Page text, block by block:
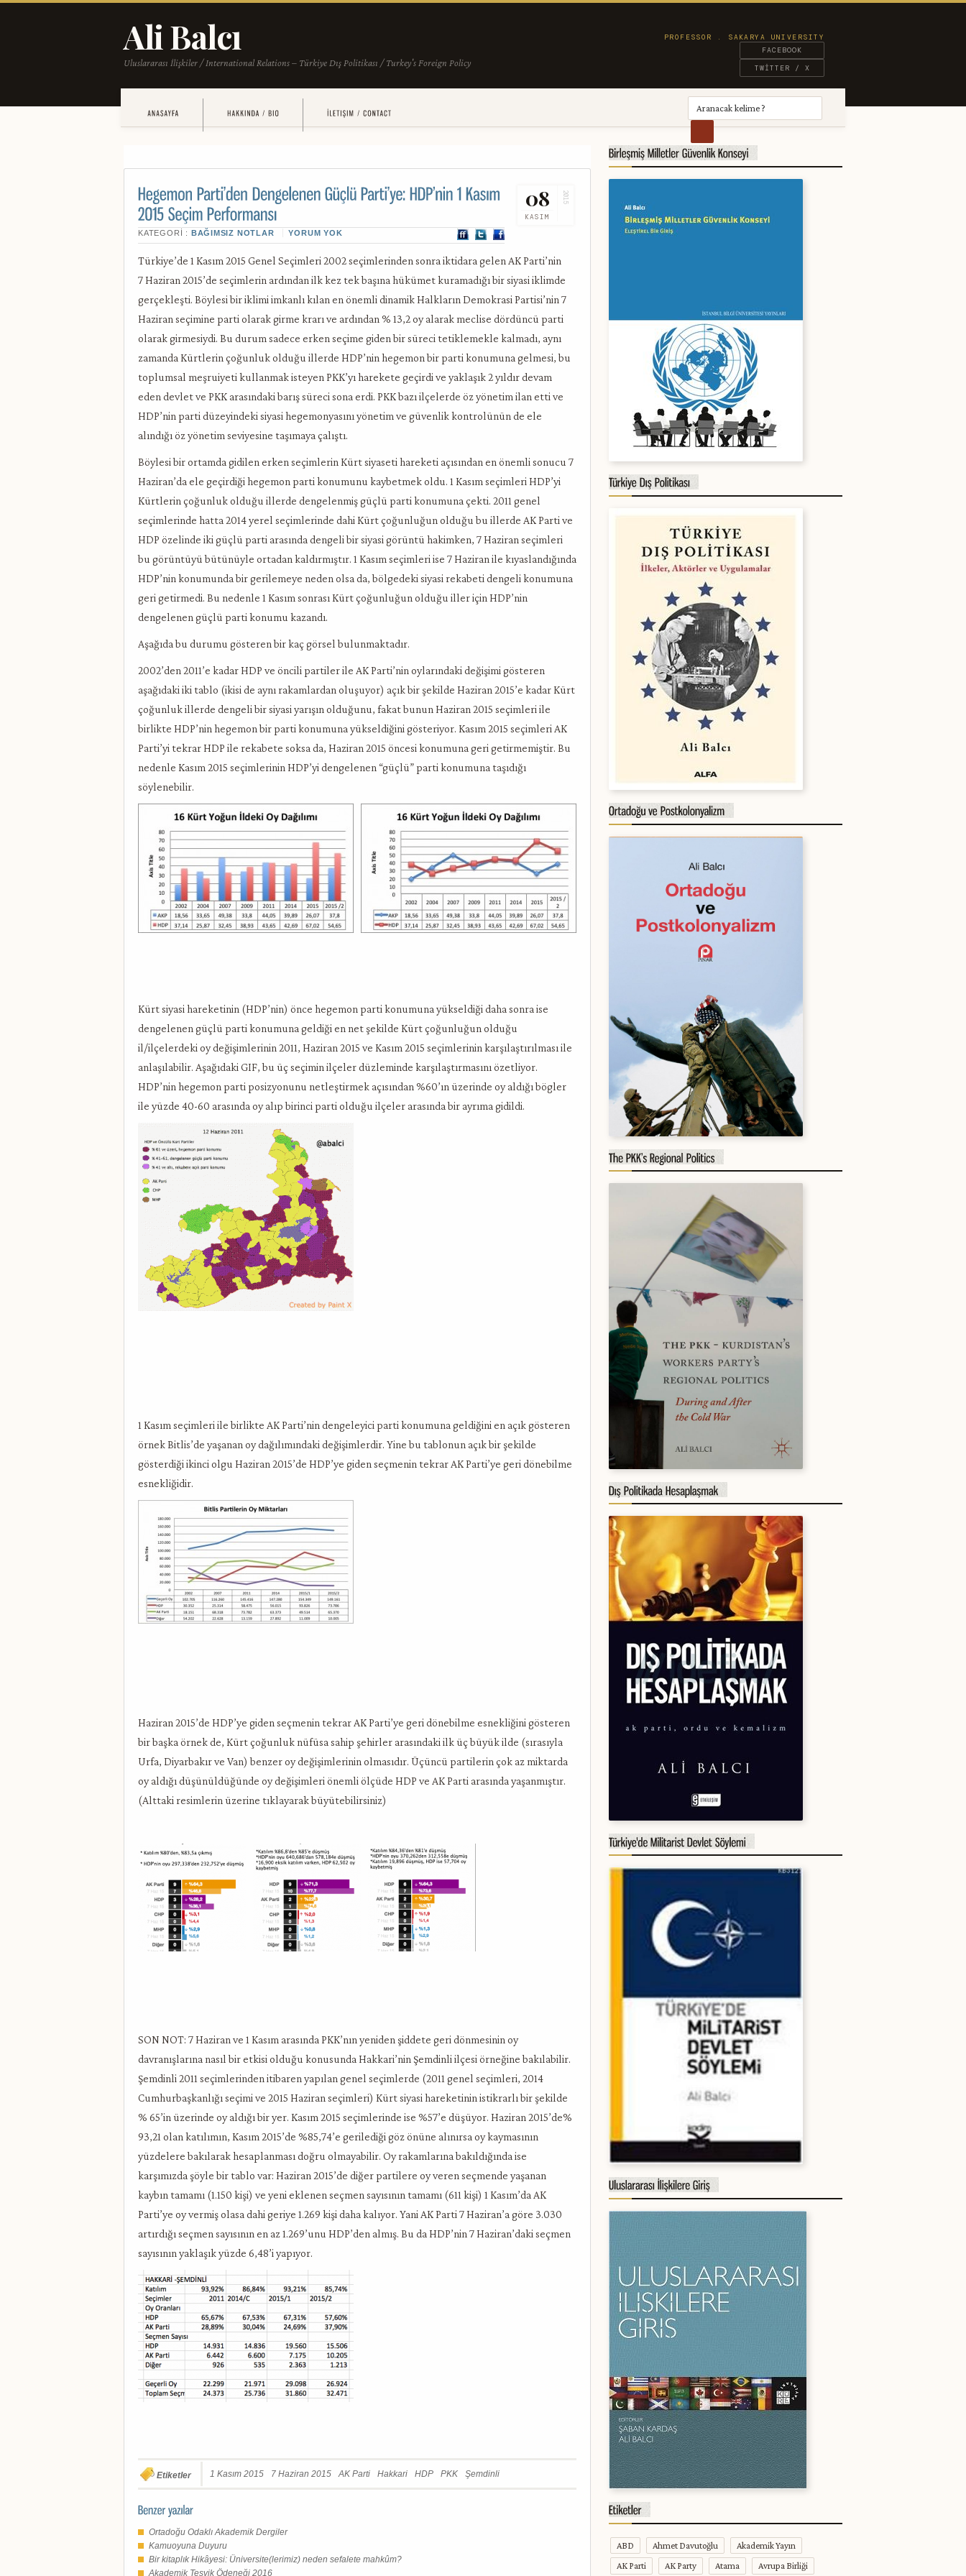
FACEBOOK
TWITTER / X
KATEGORI : BAĞIMSIZ NOTLAR YORUM YOK
08
KASIM
2015
Türkiye’de 1 Kasım 2015 Genel Seçimleri 2002 seçimlerinden sonra iktidara gelen AK Parti’nin
7 Haziran 2015’de seçimlerin ardından ilk kez tek başına hükümet kuramadığı bir siyasi iklimde
gerçekleşti. Böylesi bir iklimi imkanlı kılan en önemli dinamik Halkların Demokrasi Partisi’nin 7
Haziran seçimine parti olarak girme krarı ve ardından % 13,2 oy alarak meclise dördüncü parti
olarak girmesiydi. Bu durum sadece erken seçime giden bir süreci tetiklemekle kalmadı, aynı
zamanda Kürtlerin çoğunluk olduğu illerde HDP’nin hegemon bir parti konumuna gelmesi, bu
toplumsal meşruiyeti kullanmak isteyen PKK’yı harekete geçirdi ve yaklaşık 2 yıldır devam
eden devlet ve PKK arasındaki barış süreci sona erdi. PKK bazı ilçelerde öz yönetim ilan etti ve
HDP’nin parti düzeyindeki siyasi hegemonyasını yönetim ve güvenlik kontrolünün de ele
alındığı öz yönetim seviyesine taşımaya çalıştı.
Böylesi bir ortamda gidilen erken seçimlerin Kürt siyaseti hareketi açısından en önemli sonucu 7
Haziran’da ele geçirdiği hegemon parti konumunu kaybetmek oldu. 1 Kasım seçimleri HDP’yi
Kürtlerin çoğunluk olduğu illerde dengelenmiş güçlü parti konumuna çekti. 2011 genel
seçimlerinde hatta 2014 yerel seçimlerinde dahi Kürt çoğunluğun olduğu bu illerde AK Parti ve
HDP özelinde iki güçlü parti arasında dengeli bir siyasi görüntü hakimken, 7 Haziran seçimleri
bu görüntüyü bütünüyle ortadan kaldırmıştır. 1 Kasım seçimleri ise 7 Haziran ile kıyaslandığında
HDP’nin konumunda bir gerilemeye neden olsa da, bölgedeki siyasi rekabeti dengeli konumuna
geri getirmedi. Bu nedenle 1 Kasım sonrası Kürt çoğunluğun olduğu iller için HDP’nin
dengelenen güçlü parti konumu kazandı.
Aşağıda bu durumu gösteren bir kaç görsel bulunmaktadır.
2002’den 2011’e kadar HDP ve öncili partiler ile AK Parti’nin oylarındaki değişimi gösteren
aşağıdaki iki tablo (ikisi de aynı rakamlardan oluşuyor) açık bir şekilde Haziran 2015’e kadar Kürt
çoğunluk illerde dengeli bir siyasi yarışın olduğunu, fakat bunun Haziran 2015 seçimleri ile
birlikte HDP’nin hegemon bir parti konumuna yükseldiğini gösteriyor. Kasım 2015 seçimleri AK
Parti’yi tekrar HDP ile rekabete soksa da, Haziran 2015 öncesi konumuna geri getirmemiştir. Bu
nedenle Kasım 2015 seçimlerinin HDP’yi dengelenen “güçlü” parti konumuna taşıdığı
söylenebilir.
Kürt siyasi hareketinin (HDP’nin) önce hegemon parti konumuna yükseldiği daha sonra ise
dengelenen güçlü parti konumuna geldiği en net şekilde Kürt çoğunluğun olduğu
il/ilçelerdeki oy değişimlerinin 2011, Haziran 2015 ve Kasım 2015 seçimlerinin karşılaştırılması ile
anlaşılabilir. Aşağıdaki GIF, bu üç seçimin ilçeler düzleminde karşılaştırmasını özetliyor.
HDP’nin hegemon parti posizyonunu netleştirmek açısından %60’ın üzerinde oy aldığı bögler
ile yüzde 40-60 arasında oy alıp birinci parti olduğu ilçeler arasında bir ayrıma gidildi.
1 Kasım seçimleri ile birlikte AK Parti’nin dengeleyici parti konumuna geldiğini en açık gösteren
örnek Bitlis’de yaşanan oy dağılımındaki değişimlerdir. Yine bu tablonun açık bir şekilde
gösterdiği ikinci olgu Haziran 2015’de HDP’ye giden seçmenin tekrar AK Parti’ye geri dönebilme
esnekliğidir.
Haziran 2015’de HDP’ye giden seçmenin tekrar AK Parti’ye geri dönebilme esnekliğini gösteren
bir başka örnek de, Kürt çoğunluk nüfüsa sahip şehirler arasındaki ilk üç büyük ilde (sırasıyla
Urfa, Diyarbakır ve Van) benzer oy değişimlerinin olmasıdır. Üçüncü partilerin çok az miktarda
oy aldığı düşünüldüğünde oy değişimleri önemli ölçüde HDP ve AK Parti arasında yaşanmıştır.
(Alttaki resimlerin üzerine tıklayarak büyütebilirsiniz)
SON NOT: 7 Haziran ve 1 Kasım arasında PKK’nın yeniden şiddete geri dönmesinin oy
davranışlarına nasıl bir etkisi olduğu konusunda Hakkari’nin Şemdinli ilçesi örneğine bakılabilir.
Şemdinli 2011 seçimlerinden itibaren yapılan genel seçimlerde (2011 genel seçimleri, 2014
Cumhurbaşkanlığı seçimi ve 2015 Haziran seçimleri) Kürt siyasi hareketinin istikrarlı bir şekilde
% 65’in üzerinde oy aldığı bir yer. Kasım 2015 seçimlerinde ise %57’e düşüyor. Haziran 2015’de%
93,21 olan katılımın, Kasım 2015’de %85,74’e gerilediği göz önüne alınırsa oy kaymasının
yüzdelere bakılarak hesaplanması doğru olmayabilir. Oy rakamlarına bakıldığında ise
karşımızda şöyle bir tablo var: Haziran 2015’de diğer partilere oy veren seçmende yaşanan
kaybın tamamı (1.150 kişi) ve yeni eklenen seçmen sayısının tamamı (611 kişi) 1 Kasım’da AK
Parti’ye oy vermiş olasa dahi geriye 1.269 kişi daha kalıyor. Yani AK Parti 7 Haziran’a göre 3.030
artırdığı seçmen sayısının en az 1.269’unu HDP’den almış. Bu da HDP’nin 7 Haziran’daki seçmen
sayısının yaklaşık yüzde 6,48’i yapıyor.
Etiketler 1 Kasım 2015 7 Haziran 2015 AK Parti Hakkari HDP PKK Şemdinli
Ortadoğu Odaklı Akademik Dergiler
Kamuoyuna Duyuru
Bir kitaplık Hikâyesi: Üniversite(lerimiz) neden sefalete mahkûm?
Akademik Teşvik Ödeneği 2016
ABD Ahmet Davutoğlu
Akademik Yayın
AK Parti
AK Party Atama Avrupa Birliği